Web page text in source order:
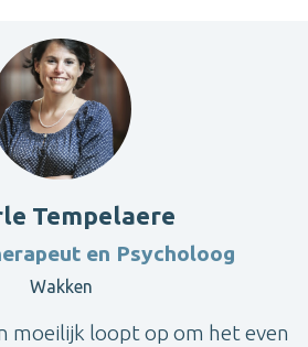
Tempelaere
en Psycholoog
Wakken
moeilijk loopt op om het even